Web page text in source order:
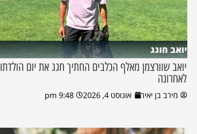
יואב חוגג
יואב שוורצמן מאלף הכלבים החתיך חגג את יום הולדתו
לאחרונה
מירב בן יאיר אוגוסט 4, 2026 9:48 pm